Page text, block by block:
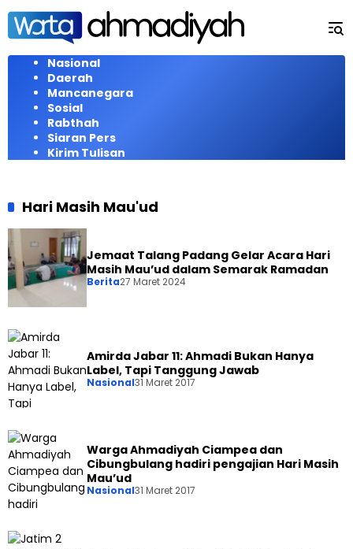
Langsung
konten
Nasional
Daerah
Mancanegara
Sosial
Rabthah
Siaran Pers
Kirim Tulisan
Hari Masih Mau'ud
Jemaat Talang Padang Gelar Acara Hari
Masih Mau’ud dalam Semarak Ramadan
Berita27 Maret 2024
Amirda Jabar 11: Ahmadi Bukan Hanya
Label, Tapi Tanggung Jawab
Nasional31 Maret 2017
Warga Ahmadiyah Ciampea dan
Cibungbulang hadiri pengajian Hari Masih
Mau’ud
Nasional31 Maret 2017